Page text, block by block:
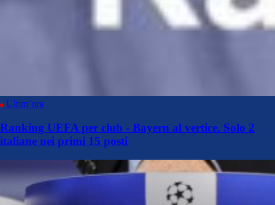
Ultim’ora
Ranking UEFA per club - Bayern al vertice. Solo 2
italiane nei primi 15 posti